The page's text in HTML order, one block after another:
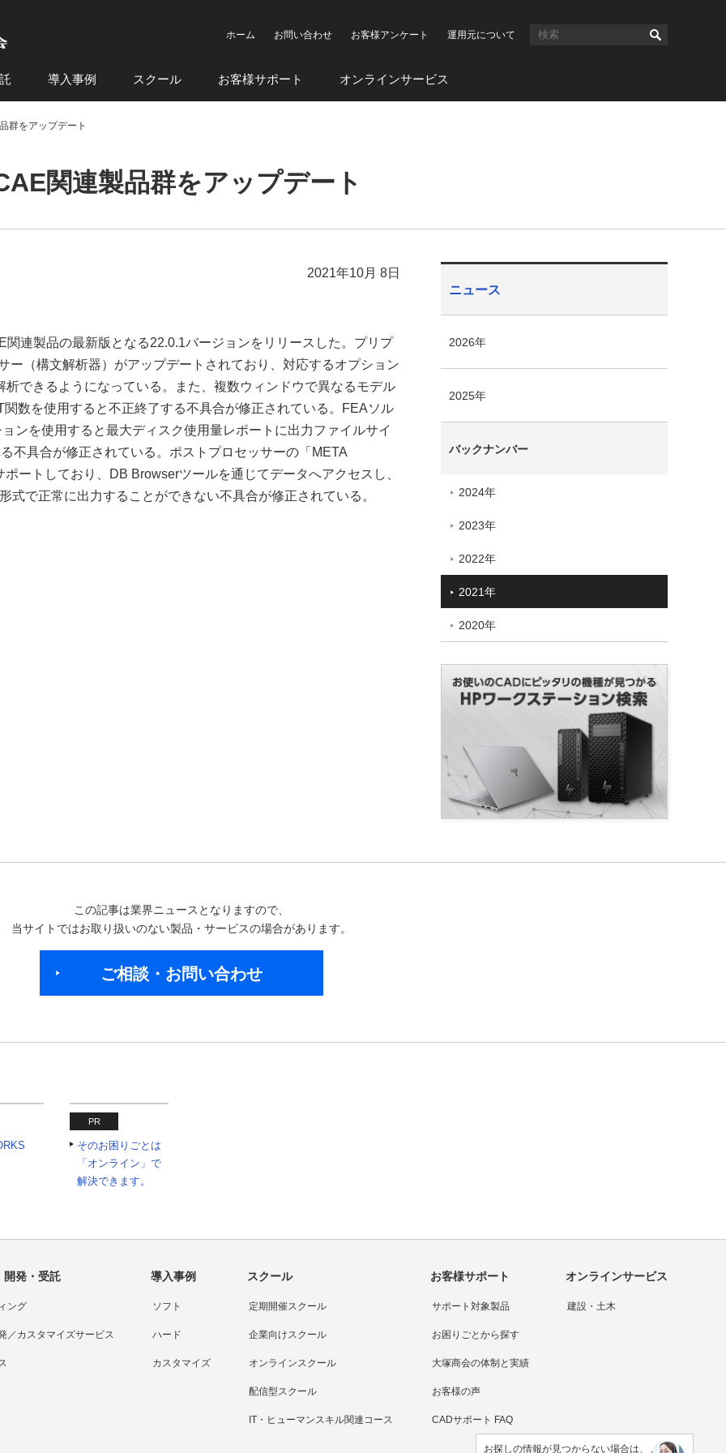
ホーム お問い合わせ お客様アンケート 運用元について
導入事例 スクール お客様サポート オンラインサービス
群をアップデート
関連製品群をアップデート
2021年10月 8日
連製品の最新版となる22.0.1バージョンをリリースした。プリプ
ー（構文解析器）がアップデートされており、対応するオプション
できるようになっている。また、複数ウィンドウで異なるモデル
数を使用すると不正終了する不具合が修正されている。FEAソル
ンを使用すると最大ディスク使用量レポートに出力ファイルサイ
不具合が修正されている。ポストプロセッサーの「META
ートしており、DB Browserツールを通じてデータへアクセスし、
で正常に出力することができない不具合が修正されている。
この記事は業界ニュースとなりますので、
当サイトではお取り扱いのない製品・サービスの場合があります。
ご相談・お問い合わせ
PR
そのお困りごとは
「オンライン」で
解決できます。
ニュース
2026年
2025年
バックナンバー
2024年
2023年
2022年
2021年
2020年
お探しの情報が見つからない場合は、
開発・受託
ング
／カスタマイズサービス
導入事例
ソフト
ハード
カスタマイズ
スクール
定期開催スクール
企業向けスクール
オンラインスクール
配信型スクール
IT・ヒューマンスキル関連コース
お客様サポート
サポート対象製品
お困りごとから探す
大塚商会の体制と実績
お客様の声
CADサポート FAQ
オンラインサービス
建設・土木